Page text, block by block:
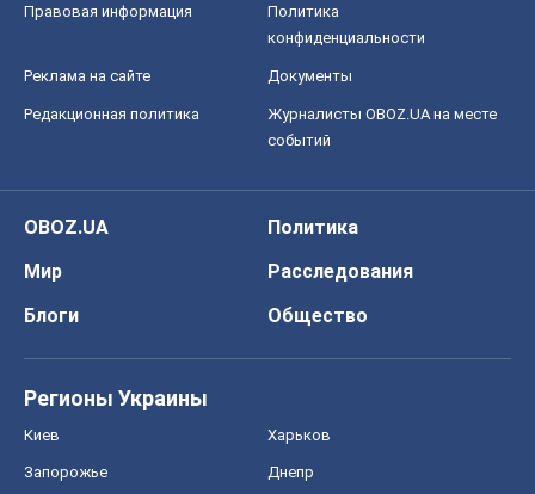
Правовая информация
Политика
конфиденциальности
Реклама на сайте Документы
Редакционная политика
Журналисты OBOZ.UA на месте
событий
OBOZ.UA
Политика
Мир
Расследования
Блоги
Общество
Регионы Украины
Киев Харьков
Запорожье Днепр